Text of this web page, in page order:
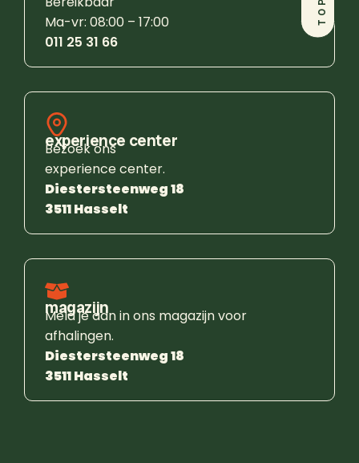
TOP
Ma-vr: 08:00 – 17:00
011 25 31 66
experience center
Bezoek ons
experience center.
Diestersteenweg 18
3511 Hasselt
magazijn
Meld je aan in ons magazijn voor
afhalingen.
Diestersteenweg 18
3511 Hasselt